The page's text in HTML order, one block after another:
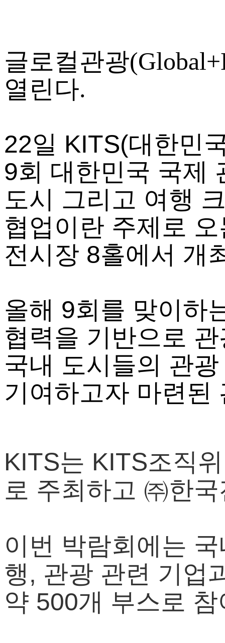
글로컬관광
열린다.
22일 KITS(대한민
9회 대한민국 국제
도시 그리고 여행
협업이란 주제로
전시장 8홀에서 개
올해 9회를 맞이하
협력을 기반으로
국내 도시들의 관
기여하고자 마련된
KITS는 KITS조직
로 주최하고 ㈜한
이번 박람회에는
행, 관광 관련 기업
약 500개 부스로